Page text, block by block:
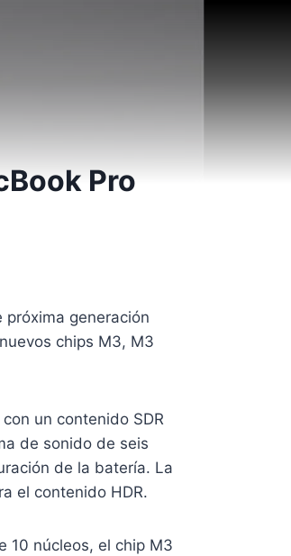
Pro
próxima generación
chips M3, M3
un contenido SDR
de sonido de seis
de la batería. La
el contenido HDR.
10 núcleos, el chip M3